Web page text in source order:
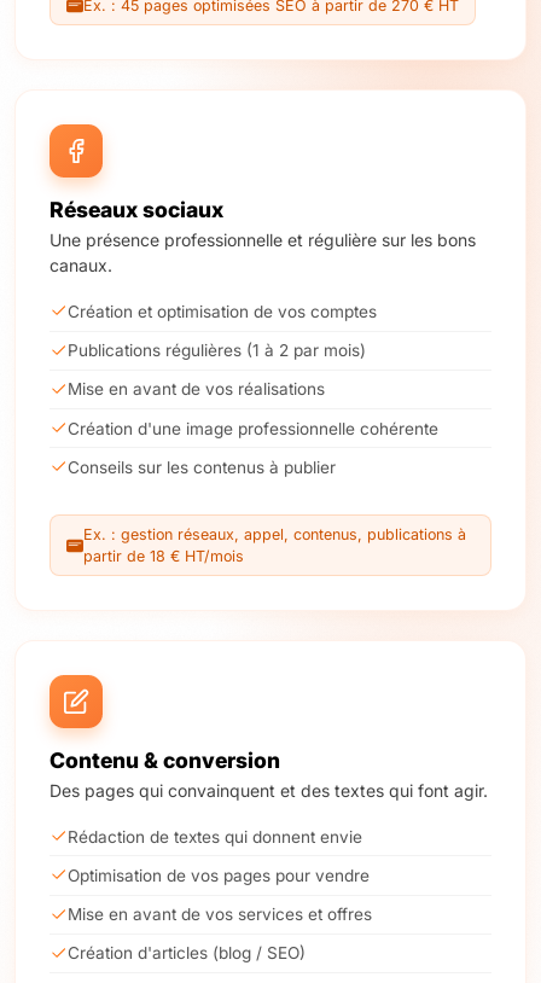
Ex. : 45 pages optimisées SEO à partir de 270 € HT
Réseaux sociaux
Une présence professionnelle et régulière sur les bons
canaux.
Création et optimisation de vos comptes
Publications régulières (1 à 2 par mois)
Mise en avant de vos réalisations
Création d'une image professionnelle cohérente
Conseils sur les contenus à publier
Ex. : gestion réseaux, appel, contenus, publications à
partir de 18 € HT/mois
Contenu & conversion
Des pages qui convainquent et des textes qui font agir.
Rédaction de textes qui donnent envie
Optimisation de vos pages pour vendre
Mise en avant de vos services et offres
Création d'articles (blog / SEO)